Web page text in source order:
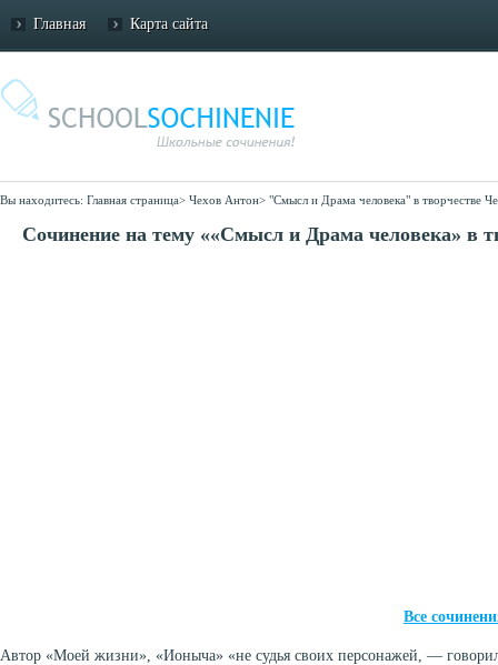
Главная Карта сайта
Вы находитесь: Главная страница> Чехов Антон> "Смысл и Драма человека" в творчестве
Сочинение на тему ««Смысл и Драма человека» в
Все
Автор «Моей жизни», «Ионыча» «не судья своих персонажей, —